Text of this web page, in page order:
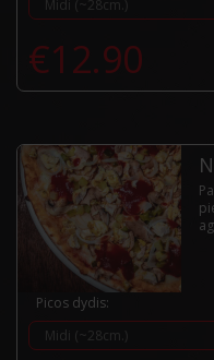
€12.90
Picos dydis: